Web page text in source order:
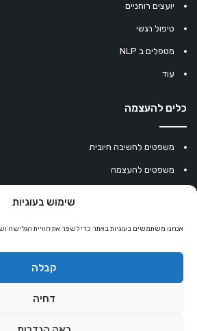
שימוש בעוגיות
אנחנו משתמשים בעוגיות באתר כדי לשפר את חוויית הגלישה
קבלה
דחיה
יועצים רוחניים
טיפול רגשי
מטפלים ב NLP
עוד
כלים להעצמה
משפטים לחשיבה חיובית
משפטים להעצמה